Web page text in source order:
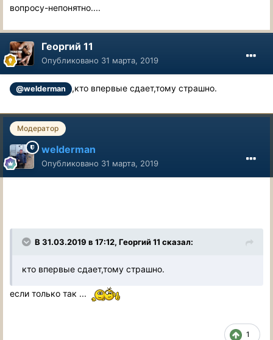
вопросу-непонятно....
Георгий 11
Опубликовано 31 марта, 2019
@welderman ,кто впервые сдает,тому страшно.
Модератор
welderman
Опубликовано 31 марта, 2019
В 31.03.2019 в 17:12, Георгий 11 сказал:
кто впервые сдает,тому страшно.
если только так ...
1